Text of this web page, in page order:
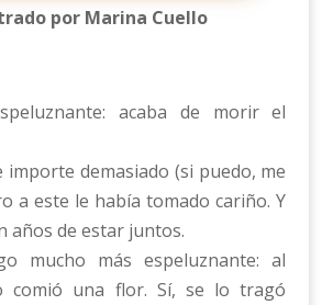
por Marina Cuello
acaba de morir el
importe demasiado (si puedo, me
a este le había tomado cariño. Y
años de estar juntos.
mucho más espeluznante: al
comió una flor. Sí, se lo tragó